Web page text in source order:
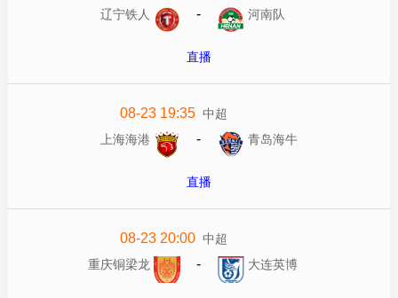
辽宁铁人 - 河南队
直播
08-23 19:35 中超
上海海港
- 青岛海牛
直播
08-23 20:00 中超
重庆铜梁龙
- 大连英博